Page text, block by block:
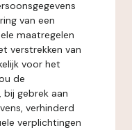
van een
maatregelen
verstrekken van
voor het
de
bij gebrek aan
verhinderd
verplichtingen